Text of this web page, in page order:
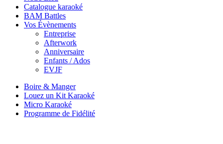
Catalogue karaoké
BAM Battles
Vos Évènements
Entreprise
Afterwork
Anniversaire
Enfants / Ados
EVJF
Boire & Manger
Louez un Kit Karaoké
Micro Karaoké
Programme de Fidélité